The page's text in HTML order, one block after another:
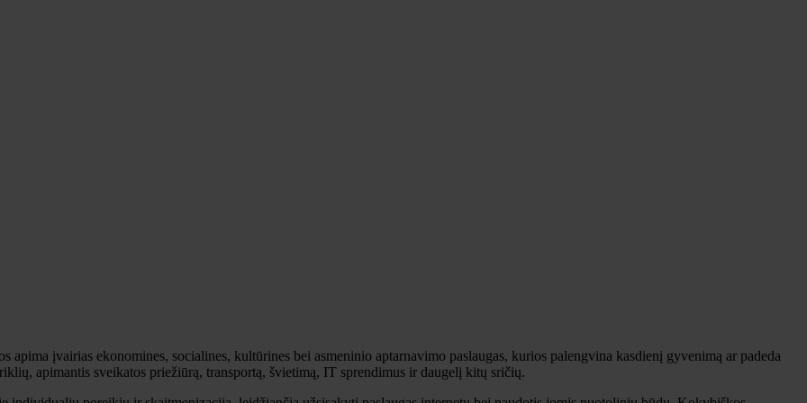
įvairias ekonomines, socialines, kultūrines bei asmeninio aptarnavimo paslaugas, kurios palengvina kasdienį gyvenimą ar padeda
apimantis sveikatos priežiūrą, transportą, švietimą, IT sprendimus ir daugelį kitų sričių.